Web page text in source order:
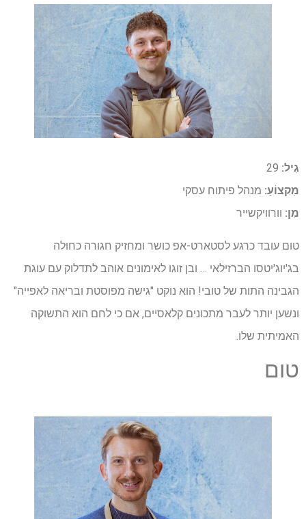
גִיל: 29
מִקצוֹעַ: מנהל פיתוח עסקי
מִן: וורוויקשייר
טום עובד כרגע לסטארט-אפ כושר ומחזיק חגורה כחולה
בג'יוג'יטסו הברזילאי … ובן זוגו לאימונים אוהב לתדלוק עם עוגת
הגבינה התות של טובי! הוא נוקט "גישה מפוסטת ובריאה לאפייה"
ונשען יותר לעבר מתכונים קלאסיים, אם כי לחם הוא התשוקה
האמיתית שלו.
טום